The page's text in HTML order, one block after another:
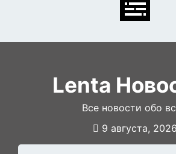
Lenta
Все новости обо
9 августа, 2026